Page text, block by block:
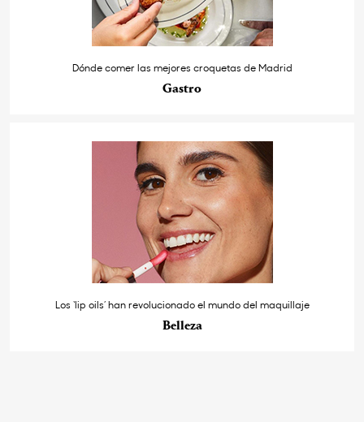
Dónde comer las mejores croquetas de Madrid
Gastro
Los ‘lip oils’ han revolucionado el mundo del maquillaje
Belleza